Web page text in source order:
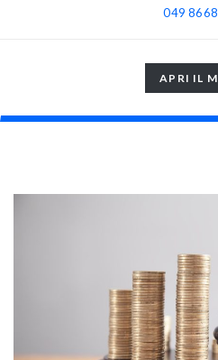
049
TOGGLE
APRI IL